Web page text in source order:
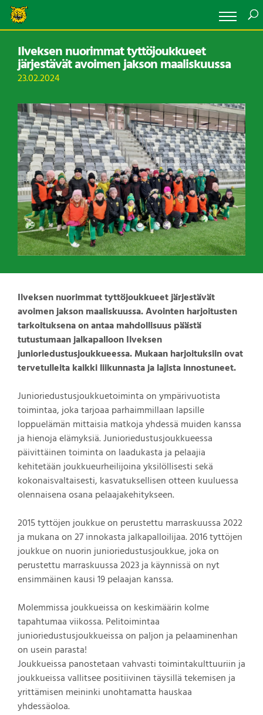
Ilveksen nuorimmat tyttöjoukkueet
järjestävät avoimen jakson maaliskuussa
23.02.2024
Ilveksen nuorimmat tyttöjoukkueet järjestävät
avoimen jakson maaliskuussa. Avointen harjoitusten
tarkoituksena on antaa mahdollisuus päästä
tutustumaan jalkapalloon Ilveksen
junioriedustusjoukkueessa. Mukaan harjoituksiin ovat
tervetulleita kaikki liikunnasta ja lajista innostuneet.
Junioriedustusjoukkuetoiminta on ympärivuotista
toimintaa, joka tarjoaa parhaimmillaan lapsille
loppuelämän mittaisia matkoja yhdessä muiden kanssa
ja hienoja elämyksiä. Junioriedustusjoukkueessa
päivittäinen toiminta on laadukasta ja pelaajia
kehitetään joukkueurheilijoina yksilöllisesti sekä
kokonaisvaltaisesti, kasvatuksellisen otteen kuuluessa
olennaisena osana pelaajakehitykseen.
2015 tyttöjen joukkue on perustettu marraskuussa 2022
ja mukana on 27 innokasta jalkapalloilijaa. 2016 tyttöjen
joukkue on nuorin junioriedustusjoukkue, joka on
perustettu marraskuussa 2023 ja käynnissä on nyt
ensimmäinen kausi 19 pelaajan kanssa.
Molemmissa joukkueissa on keskimäärin kolme
tapahtumaa viikossa. Pelitoimintaa
junioriedustusjoukkueissa on paljon ja pelaaminenhan
on usein parasta!
Joukkueissa panostetaan vahvasti toimintakulttuuriin ja
joukkueissa vallitsee positiivinen täysillä tekemisen ja
yrittämisen meininki unohtamatta hauskaa
yhdessäoloa.